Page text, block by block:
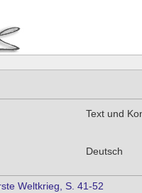
Text und
Deutsch
Weltkrieg, S. 41-52